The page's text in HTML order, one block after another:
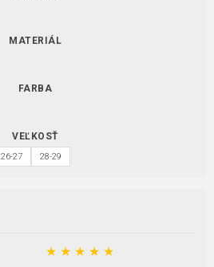
MATERIÁL
FARBA
VEĽKOSŤ
26-27 28-29
★ ★ ★ ★ ★